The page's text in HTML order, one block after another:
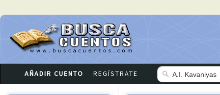
AÑADIR CUENTO REGÍSTRATE